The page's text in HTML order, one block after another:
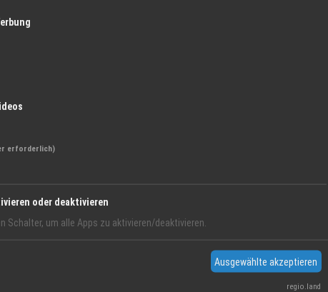
erforderlich)
oder deaktivieren
Schalter, um alle Apps zu aktivieren/deaktivieren.
Ausgewählte akzeptieren
regio.land